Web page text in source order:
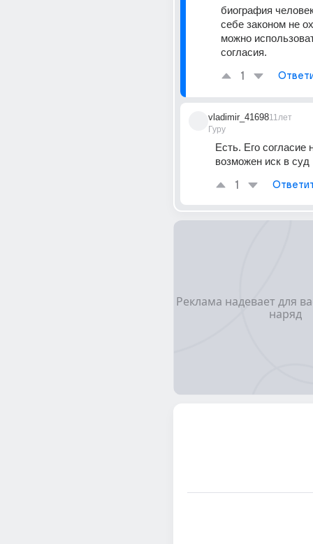
биография
себе законом не
можно
согласия.
1
vladimir_41698
Гуру
11лет
Есть. Его согласие
возможен иск в суд
1